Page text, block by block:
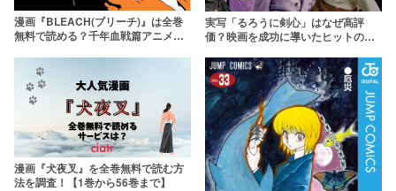
漫画『BLEACH(ブリーチ)』は全巻
無料で読める？千年血戦篇アニメの
実写「るろうに剣心」はなぜ高評
価？映画を成功に導いたヒットの裏
漫画『犬夜叉』を全巻無料で読む方
法を調査！【1巻から56巻まで】